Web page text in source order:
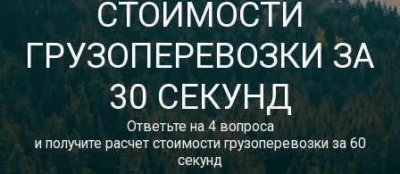
8 (800) 533-86-05
Звонок по России бесплатный
autotransport24@yandex.ru
Отзывы
Статьи
Новости
Документы
СТОИМОСТИ
ГРУЗОПЕРЕВОЗКИ ЗА
30 СЕКУНД
Ответьте на 4 вопроса
и получите расчет стоимости грузоперевозки за 60
секунд